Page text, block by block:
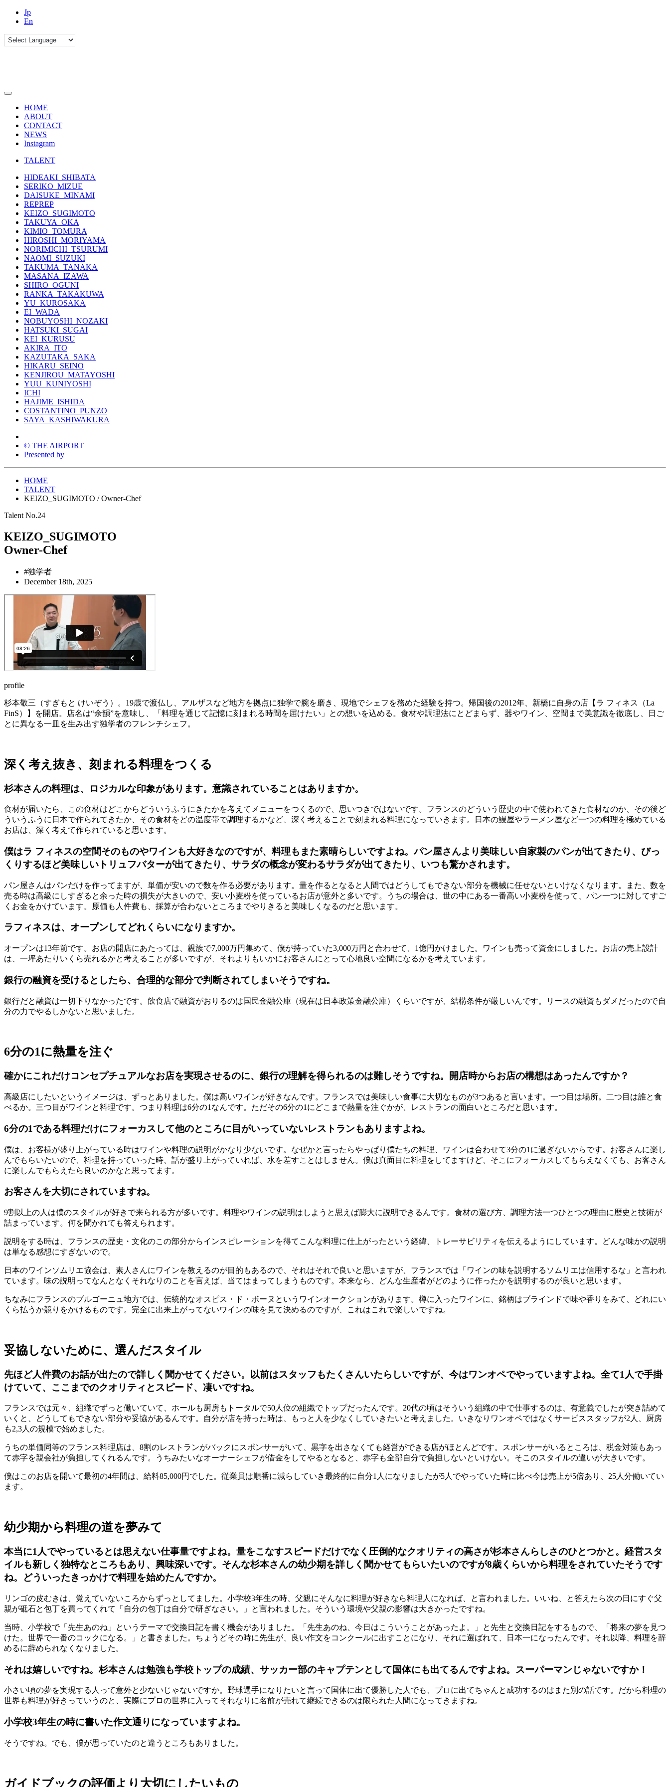
Jp
En
HOME
ABOUT
CONTACT
NEWS
Instagram
TALENT
HIDEAKI_SHIBATA
SERIKO_MIZUE
DAISUKE_MINAMI
REPREP
KEIZO_SUGIMOTO
TAKUYA_OKA
KIMIO_TOMURA
HIROSHI_MORIYAMA
NORIMICHI_TSURUMI
NAOMI_SUZUKI
TAKUMA_TANAKA
MASANA_IZAWA
SHIRO_OGUNI
RANKA_TAKAKUWA
YU_KUROSAKA
EI_WADA
NOBUYOSHI_NOZAKI
HATSUKI_SUGAI
KEI_KURUSU
AKIRA_ITO
KAZUTAKA_SAKA
HIKARU_SEINO
KENJIROU_MATAYOSHI
YUU_KUNIYOSHI
ICHI
HAJIME_ISHIDA
COSTANTINO_PUNZO
SAYA_KASHIWAKURA
© THE AIRPORT
Presented by
HOME
TALENT
KEIZO_SUGIMOTO / Owner-Chef
Talent No.24
KEIZO_SUGIMOTO
Owner-Chef
#独学者
December 18th, 2025
profile
杉本敬三（すぎもと けいぞう）。19歳で渡仏し、アルザスなど地方を拠点に独学で腕を磨き、現地でシェフを務めた経験を持つ。帰国後の2012年、新橋に自身の店【ラ フィネス（La
FinS）】を開店。店名は“余韻”を意味し、「料理を通じて記憶に刻まれる時間を届けたい」との想いを込める。食材や調理法にとどまらず、器やワイン、空間まで美意識を徹底し、日ご
とに異なる一皿を生み出す独学者のフレンチシェフ。
深く考え抜き、刻まれる料理をつくる
杉本さんの料理は、ロジカルな印象があります。意識されていることはありますか。
食材が届いたら、この食材はどこからどういうふうにきたかを考えてメニューをつくるので、思いつきではないです。フランスのどういう歴史の中で使われてきた食材なのか、その後ど
ういうふうに日本で作られてきたか、その食材をどの温度帯で調理するかなど、深く考えることで刻まれる料理になっていきます。日本の鰻屋やラーメン屋など一つの料理を極めている
お店は、深く考えて作られていると思います。
僕はラ フィネスの空間そのものやワインも大好きなのですが、料理もまた素晴らしいですよね。パン屋さんより美味しい自家製のパンが出てきたり、びっ
くりするほど美味しいトリュフバターが出てきたり、サラダの概念が変わるサラダが出てきたり、いつも驚かされます。
パン屋さんはパンだけを作ってますが、単価が安いので数を作る必要があります。量を作るとなると人間ではどうしてもできない部分を機械に任せないといけなくなります。また、数を
売る時は高級にしすぎると余った時の損失が大きいので、安い小麦粉を使っているお店が意外と多いです。うちの場合は、世の中にある一番高い小麦粉を使って、パン一つに対してすご
くお金をかけています。原価も人件費も、採算が合わないところまでやりきると美味しくなるのだと思います。
ラフィネスは、オープンしてどれくらいになりますか。
オープンは13年前です。お店の開店にあたっては、親族で7,000万円集めて、僕が持っていた3,000万円と合わせて、1億円かけました。ワインも売って資金にしました。お店の売上設計
は、一坪あたりいくら売れるかと考えることが多いですが、それよりもいかにお客さんにとって心地良い空間になるかを考えています。
銀行の融資を受けるとしたら、合理的な部分で判断されてしまいそうですね。
銀行だと融資は一切下りなかったです。飲食店で融資がおりるのは国民金融公庫（現在は日本政策金融公庫）くらいですが、結構条件が厳しいんです。リースの融資もダメだったので自
分の力でやるしかないと思いました。
6分の1に熱量を注ぐ
確かにこれだけコンセプチュアルなお店を実現させるのに、銀行の理解を得られるのは難しそうですね。開店時からお店の構想はあったんですか？
高級店にしたいというイメージは、ずっとありました。僕は高いワインが好きなんです。フランスでは美味しい食事に大切なものが3つあると言います。一つ目は場所。二つ目は誰と食
べるか。三つ目がワインと料理です。つまり料理は6分の1なんです。ただその6分の1にどこまで熱量を注ぐかが、レストランの面白いところだと思います。
6分の1である料理だけにフォーカスして他のところに目がいっていないレストランもありますよね。
僕は、お客様が盛り上がっている時はワインや料理の説明がかなり少ないです。なぜかと言ったらやっぱり僕たちの料理、ワインは合わせて3分の1に過ぎないからです。お客さんに楽し
んでもらいたいので、料理を持っていった時、話が盛り上がっていれば、水を差すことはしません。僕は真面目に料理をしてますけど、そこにフォーカスしてもらえなくても、お客さん
に楽しんでもらえたら良いのかなと思ってます。
お客さんを大切にされていますね。
9割以上の人は僕のスタイルが好きで来られる方が多いです。料理やワインの説明はしようと思えば膨大に説明できるんです。食材の選び方、調理方法一つひとつの理由に歴史と技術が
詰まっています。何を聞かれても答えられます。
説明をする時は、フランスの歴史・文化のこの部分からインスピレーションを得てこんな料理に仕上がったという経緯、トレーサビリティを伝えるようにしています。どんな味かの説明
は単なる感想にすぎないので。
日本のワインソムリエ協会は、素人さんにワインを教えるのが目的もあるので、それはそれで良いと思いますが、フランスでは「ワインの味を説明するソムリエは信用するな」と言われ
ています。味の説明ってなんとなくそれなりのことを言えば、当てはまってしまうものです。本来なら、どんな生産者がどのように作ったかを説明するのが良いと思います。
ちなみにフランスのブルゴーニュ地方では、伝統的なオスピス・ド・ボーヌというワインオークションがあります。樽に入ったワインに、銘柄はブラインドで味や香りをみて、どれにい
くら払うか競りをかけるものです。完全に出来上がってないワインの味を見て決めるのですが、これはこれで楽しいですね。
妥協しないために、選んだスタイル
先ほど人件費のお話が出たので詳しく聞かせてください。以前はスタッフもたくさんいたらしいですが、今はワンオペでやっていますよね。全て1人で手掛
けていて、ここまでのクオリティとスピード、凄いですね。
フランスでは元々、組織でずっと働いていて、ホールも厨房もトータルで50人位の組織でトップだったんです。20代の頃はそういう組織の中で仕事するのは、有意義でしたが突き詰めて
いくと、どうしてもできない部分や妥協があるんです。自分が店を持った時は、もっと人を少なくしていきたいと考えました。いきなりワンオペではなくサービススタッフが2人、厨房
も2,3人の規模で始めました。
うちの単価同等のフランス料理店は、8割のレストランがバックにスポンサーがいて、黒字を出さなくても経営ができる店がほとんどです。スポンサーがいるところは、税金対策もあっ
て赤字を親会社が負担してくれるんです。うちみたいなオーナーシェフが借金をしてやるとなると、赤字も全部自分で負担しないといけない。そこのスタイルの違いが大きいです。
僕はこのお店を開いて最初の4年間は、給料85,000円でした。従業員は順番に減らしていき最終的に自分1人になりましたが5人でやっていた時に比べ今は売上が5倍あり、25人分働いてい
ます。
幼少期から料理の道を夢みて
本当に1人でやっているとは思えない仕事量ですよね。量をこなすスピードだけでなく圧倒的なクオリティの高さが杉本さんらしさのひとつかと。経営スタ
イルも新しく独特なところもあり、興味深いです。そんな杉本さんの幼少期を詳しく聞かせてもらいたいのですが8歳くらいから料理をされていたそうです
ね。どういったきっかけで料理を始めたんですか。
リンゴの皮むきは、覚えていないころからずっとしてました。小学校3年生の時、父親にそんなに料理が好きなら料理人になれば、と言われました。いいね、と答えたら次の日にすぐ父
親が砥石と包丁を買ってくれて「自分の包丁は自分で研ぎなさい。」と言われました。そういう環境や父親の影響は大きかったですね。
当時、小学校で「先生あのね」というテーマで交換日記を書く機会がありました。「先生あのね、今日はこういうことがあったよ。」と先生と交換日記をするもので、「将来の夢を見つ
けた。世界で一番のコックになる。」と書きました。ちょうどその時に先生が、良い作文をコンクールに出すことになり、それに選ばれて、日本一になったんです。それ以降、料理を辞
めるに辞められなくなりました。
それは嬉しいですね。杉本さんは勉強も学校トップの成績、サッカー部のキャプテンとして国体にも出てるんですよね。スーパーマンじゃないですか！
小さい頃の夢を実現する人って意外と少ないじゃないですか。野球選手になりたいと言って国体に出て優勝した人でも、プロに出てちゃんと成功するのはまた別の話です。だから料理の
世界も料理が好きっていうのと、実際にプロの世界に入ってそれなりに名前が売れて継続できるのは限られた人間になってきますね。
小学校3年生の時に書いた作文通りになっていますよね。
そうですね。でも、僕が思っていたのと違うところもありました。
ガイドブックの評価より大切にしたいもの